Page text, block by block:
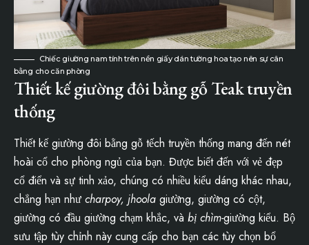
Chiếc giường nam tính trên nền giấy dán tường hoa tạo nên sự cân
bằng cho căn phòng
Thiết kế giường đôi bằng gỗ Teak truyền
thống
Thiết kế giường đôi bằng gỗ tếch truyền thống mang đến nét
hoài cổ cho phòng ngủ của bạn. Được biết đến với vẻ đẹp
cổ điển và sự tinh xảo, chúng có nhiều kiểu dáng khác nhau,
chẳng hạn như charpoy, jhoola giường, giường có cột,
giường có đầu giường chạm khắc, và bị chìm-giường kiểu. Bộ
sưu tập tùy chỉnh này cung cấp cho bạn các tùy chọn bổ